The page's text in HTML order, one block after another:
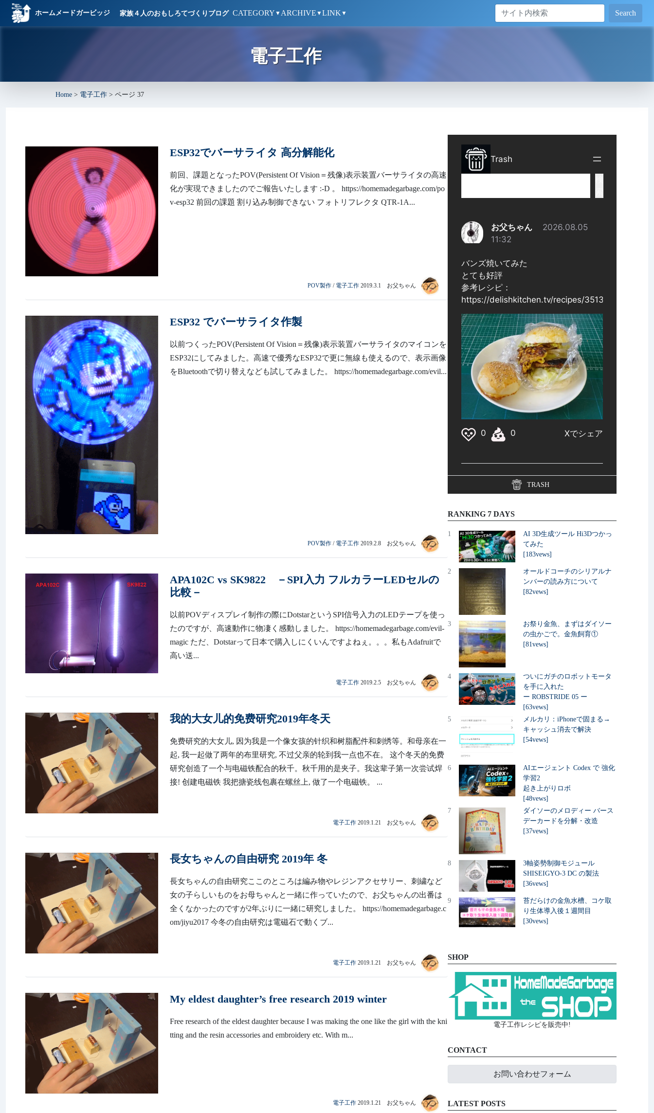
ホームメードガービッジ 家族４人のおもしろてづくりブログ CATEGORY ▼ ARCHIVE ▼LINK ▼ Search
電子工作
Home > 電子工作 > ページ 37
ESP32でバーサライタ 高分解能化
前回、課題となったPOV(Persistent Of Vision＝残像)表示装置バーサライタの高速
化が実現できましたのでご報告いたします :-D 。 https://homemadegarbage.com/po
v-esp32 前回の課題 割り込み制御できない フォトリフレクタ QTR-1A...
POV製作 / 電子工作 2019.3.1 お父ちゃん
ESP32 でバーサライタ作製
以前つくったPOV(Persistent Of Vision＝残像)表示装置バーサライタのマイコンを
ESP32にしてみました。高速で優秀なESP32で更に無線も使えるので、表示画像
をBluetoothで切り替えなども試してみました。 https://homemadegarbage.com/evil...
POV製作 / 電子工作 2019.2.8 お父ちゃん
APA102C vs SK9822 －SPI入力 フルカラーLEDセルの
比較－
以前POVディスプレイ制作の際にDotstarというSPI信号入力のLEDテープを使っ
たのですが、高速動作に物凄く感動しました。 https://homemadegarbage.com/evil-
magic ただ、Dotstarって日本で購入しにくいんですよねぇ。。。私もAdafruitで
高い送...
電子工作 2019.2.5 お父ちゃん
我的大女儿的免费研究2019年冬天
免费研究的大女儿, 因为我是一个像女孩的针织和树脂配件和刺绣等。和母亲在一
起, 我一起做了两年的布里研究, 不过父亲的轮到我一点也不在。 这个冬天的免费
研究创造了一个与电磁铁配合的秋千。秋千用的是夹子。我这辈子第一次尝试焊
接! 创建电磁铁 我把搪瓷线包裹在螺丝上, 做了一个电磁铁。 ...
電子工作 2019.1.21 お父ちゃん
長女ちゃんの自由研究 2019年 冬
長女ちゃんの自由研究ここのところは編み物やレジンアクセサリー、刺繍など
女の子らしいものをお母ちゃんと一緒に作っていたので、お父ちゃんの出番は
全くなかったのですが2年ぶりに一緒に研究しました。 https://homemadegarbage.c
om/jiyu2017 今冬の自由研究は電磁石で動くブ...
電子工作 2019.1.21 お父ちゃん
My eldest daughter’s free research 2019 winter
Free research of the eldest daughter because I was making the one like the girl with the kni
tting and the resin accessories and embroidery etc. With m...
電子工作 2019.1.21 お父ちゃん
TRASH
RANKING 7 DAYS
1
AI 3D生成ツール Hi3Dつかっ
てみた
[183vews]
2
オールドコーチのシリアルナ
ンバーの読み方について
[82vews]
3
お祭り金魚、まずはダイソー
の虫かごで。金魚飼育①
[81vews]
4
ついにガチのロボットモータ
を手に入れた
ー ROBSTRIDE 05 ー
[63vews]
5
メルカリ：iPhoneで固まる→
キャッシュ消去で解決
[54vews]
6
AIエージェント Codex で 強化
学習2
起き上がりロボ
[48vews]
7
ダイソーのメロディー バース
デーカードを分解・改造
[37vews]
8
3軸姿勢制御モジュール
SHISEIGYO-3 DC の製法
[36vews]
9
苔だらけの金魚水槽、コケ取
り生体導入後１週間目
[30vews]
SHOP
電子工作レシピを販売中!
CONTACT
お問い合わせフォーム
LATEST POSTS